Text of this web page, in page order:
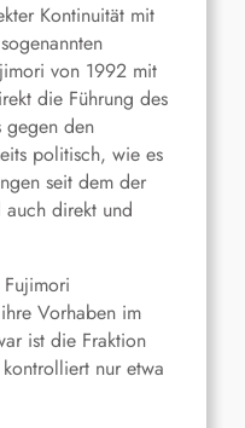
Kontinuität mit
von 1992 mit
die Führung des
gegen den
politisch, wie es
seit dem der
direkt und
Vorhaben im
ist die Fraktion
nur etwa